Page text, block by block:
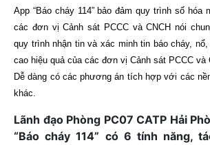
App “Báo cháy 114” bảo đảm quy trình số hóa
các đơn vị Cảnh sát PCCC và CNCH nói
quy trình nhận tin và xác minh tin báo cháy,
cao hiệu quả của các đơn vị Cảnh sát PCCC và
Dễ dàng có các phương án tích hợp với các
khác.
Lãnh đạo Phòng PC07 CATP Hải
“Báo cháy 114” có 6 tính năng,